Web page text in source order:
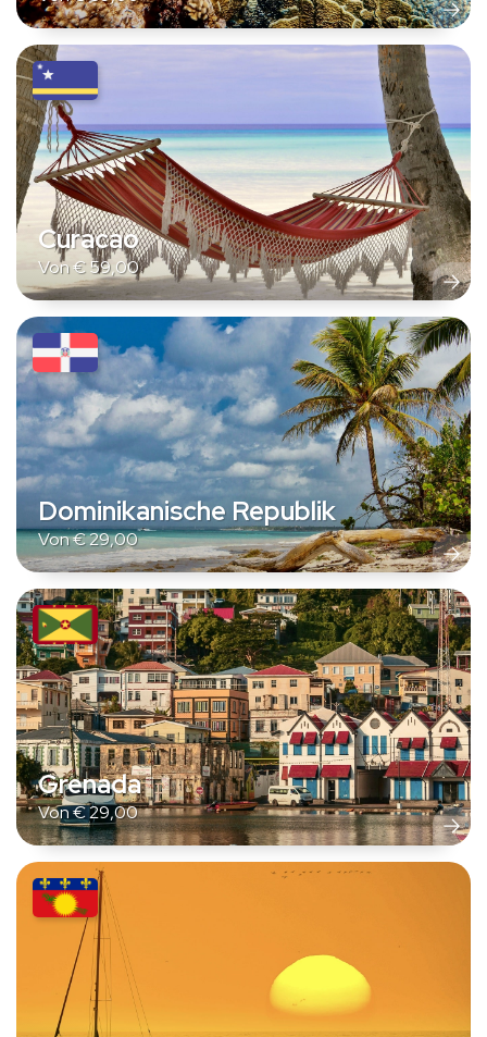
Curacao
Von€59,00
Dominikanische Republik
Von€29,00
Grenada
Von€29,00